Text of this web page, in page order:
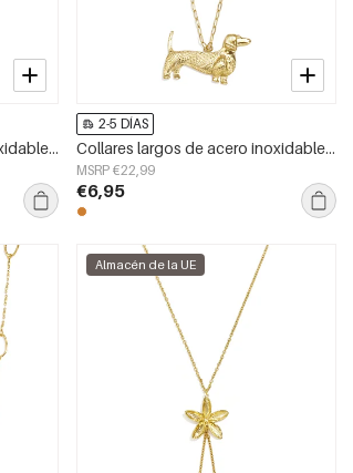
Collares largos de acero inoxidable con forma geométrica, sencillos, de la serie Daily Simple, joyería para mujer.
2-5 DÍAS
Collares largos de acero inoxidable con diseño de animales, sencillos, de la serie Daily Simple, joyería para mujer.
MSRP €22,99
€6,95
Almacén de la UE